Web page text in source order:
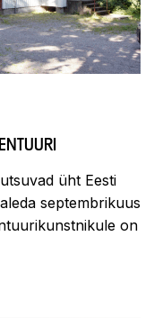
üht Eesti
septembrikuus
on